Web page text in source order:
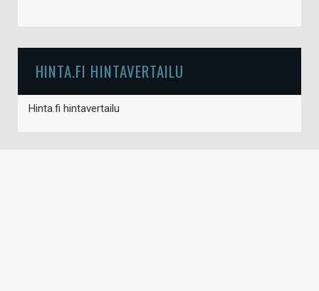
HINTA.FI HINTAVERTAILU
Hinta.fi hintavertailu